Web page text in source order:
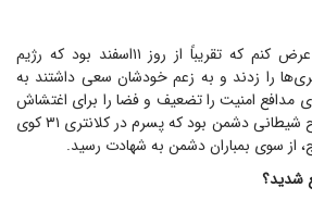
قبل از پاسخ به سؤال‌تان عرض کنم که تقریباً از روز ۱۱اسفند بود که رژیم
را زدند و به زعم خودشان سعی داشتند به
مدافع امنیت را تضعیف و فضا را برای اغتشاش
آماده کنند. روز اول این طرح شیطانی دشمن بود که پسرم در کلانتری ۳۱ کوی
از سوی بمباران دشمن به شهادت رسید.
شدید؟